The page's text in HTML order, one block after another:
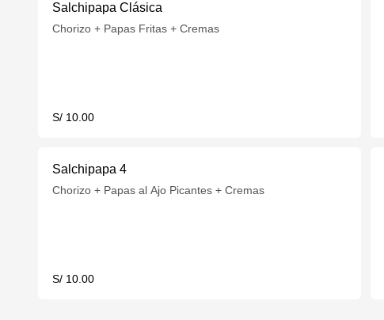
Salchipapa Clásica
Chorizo + Papas Fritas + Cremas
S/ 10.00
Salchipapa 4
Chorizo + Papas al Ajo Picantes + Cremas
S/ 10.00